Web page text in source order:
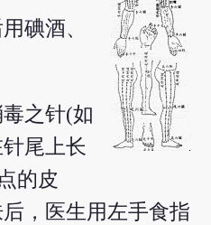
碘酒、
之针(如
尾上长
的皮
，医生用左手食指